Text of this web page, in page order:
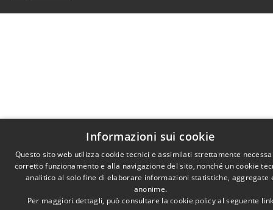
Informazioni sui cookie
Questo sito web utilizza cookie tecnici e assimilati strettamente
corretto funzionamento e alla navigazione del sito, nonché un cookie
analitico al solo fine di elaborare informazioni statistiche, aggregate
anonime.
Per maggiori dettagli, può consultare la cookie policy al seguente